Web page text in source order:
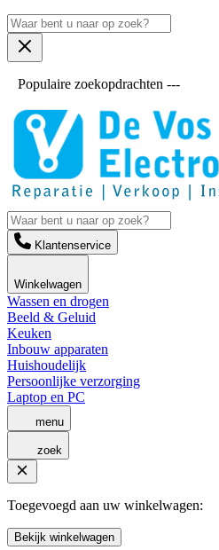
Populaire zoekopdrachten ---
Klantenservice
Winkelwagen
Wassen en drogen
Beeld & Geluid
Keuken
Inbouw apparaten
Huishoudelijk
Persoonlijke verzorging
Laptop en PC
menu
zoek
Toegevoegd aan uw winkelwagen:
Bekijk winkelwagen